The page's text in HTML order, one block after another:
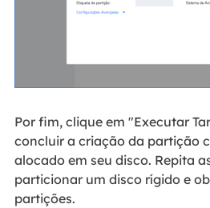
Por fim, clique em "Executar
concluir a criação da partição
alocado em seu disco. Repita
particionar um disco rígido e
partições.